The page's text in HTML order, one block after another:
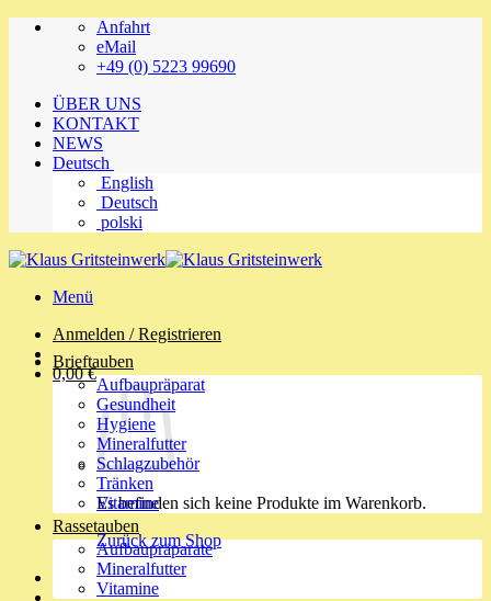
Zum
Anfahrt
eMail
+49 (0) 5223 99690
ÜBER UNS
KONTAKT
NEWS
Deutsch
English
Deutsch
polski
Menü
Anmelden / Registrieren
0,00€
Es befinden sich keine Produkte im Warenkorb.
Zurück zum Shop
Brieftauben
Aufbaupräparat
Gesundheit
Hygiene
Mineralfutter
Schlagzubehör
Tränken
Vitamine
Rassetauben
Aufbaupräparate
Mineralfutter
Vitamine